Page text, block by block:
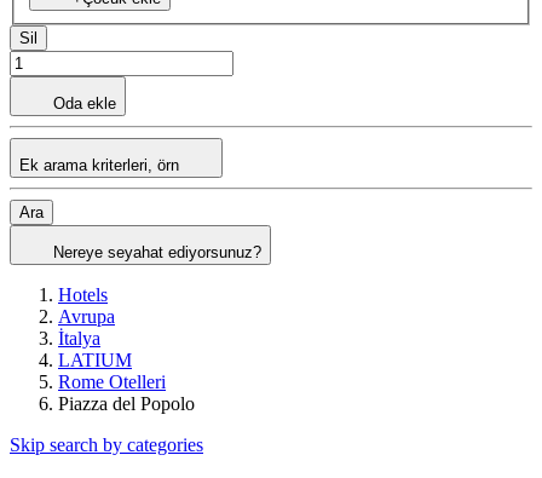
Sil
Oda ekle
Ek arama kriterleri, örn
Ara
Nereye seyahat ediyorsunuz?
Hotels
Avrupa
İtalya
LATIUM
Rome Otelleri
Piazza del Popolo
Skip search by categories